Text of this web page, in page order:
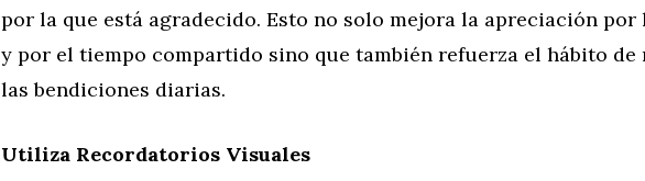
por la que está agradecido. Esto no solo mejora la apreciación por
y por el tiempo compartido sino que también refuerza el hábito de
las bendiciones diarias.
Utiliza Recordatorios Visuales